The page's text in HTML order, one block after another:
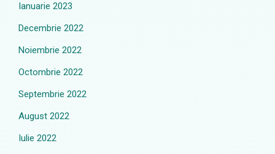
Ianuarie 2023
Decembrie 2022
Noiembrie 2022
Octombrie 2022
Septembrie 2022
August 2022
Iulie 2022